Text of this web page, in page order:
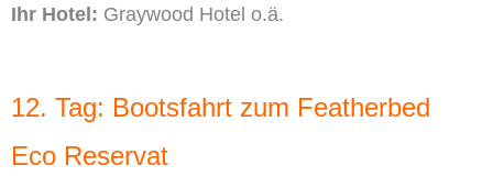
Ihr Hotel: Graywood Hotel o.ä.
12. Tag: Bootsfahrt zum Featherbed
Eco Reservat